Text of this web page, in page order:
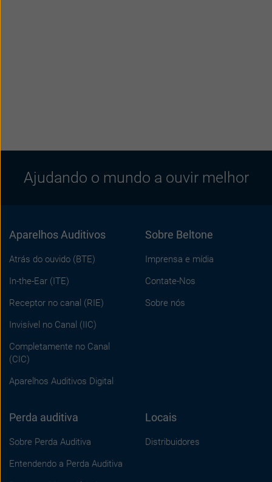
Ajudando o mundo a ouvir melhor
Aparelhos Auditivos
Atrás do ouvido (BTE)
In-the-Ear (ITE)
Receptor no canal (RIE)
Invisível no Canal (IIC)
Completamente no Canal
(CIC)
Aparelhos Auditivos Digital
Sobre Beltone
Imprensa e mídia
Contate-Nos
Sobre nós
Perda auditiva
Sobre Perda Auditiva
Entendendo a Perda Auditiva
Locais
Distribuidores